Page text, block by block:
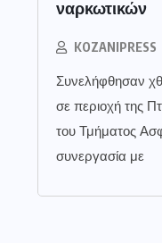
ναρκωτικών
KOZANIPRESS
Συνελήφθησαν
σε περιοχή της
του Τμήματος
συνεργασία με